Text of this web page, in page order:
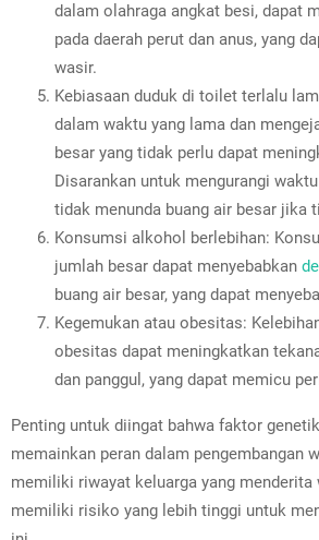
dalam olahraga angkat besi, dapat
pada daerah perut dan anus, yang
wasir.
Kebiasaan duduk di toilet terlalu
dalam waktu yang lama dan
besar yang tidak perlu dapat
Disarankan untuk mengurangi
tidak menunda buang air besar jika
Konsumsi alkohol berlebihan:
jumlah besar dapat menyebabkan
buang air besar, yang dapat
Kegemukan atau obesitas:
obesitas dapat meningkatkan
dan panggul, yang dapat memicu
Penting untuk diingat bahwa faktor
memainkan peran dalam pengembangan
memiliki riwayat keluarga yang menderita
memiliki risiko yang lebih tinggi untuk